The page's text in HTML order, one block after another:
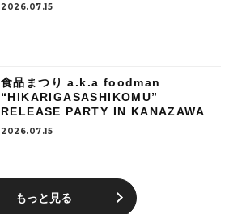
2026.07.15
食品まつり a.k.a foodman
“HIKARIGASASHIKOMU”
RELEASE PARTY IN KANAZAWA
2026.07.15
もっと見る